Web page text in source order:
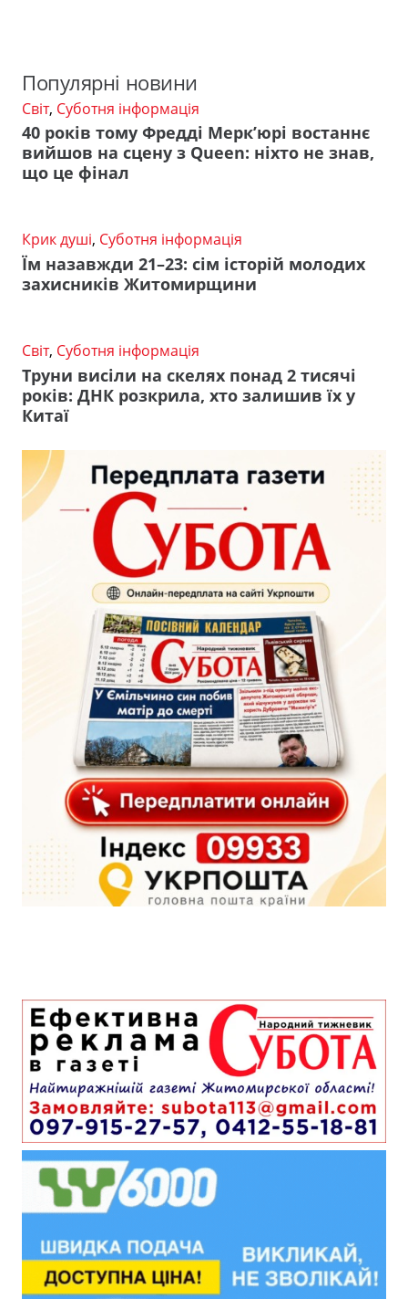
Популярні новини
Світ, Суботня інформація
40 років тому Фредді Мерк’юрі востаннє
вийшов на сцену з Queen: ніхто не знав,
що це фінал
Крик душі, Суботня інформація
Їм назавжди 21–23: сім історій молодих
захисників Житомирщини
Світ, Суботня інформація
Труни висіли на скелях понад 2 тисячі
років: ДНК розкрила, хто залишив їх у
Китаї